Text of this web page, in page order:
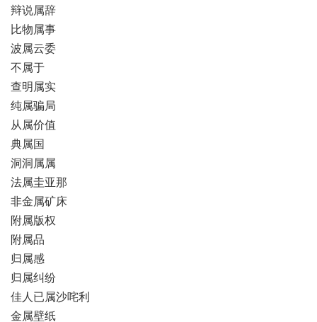
辩说属辞
比物属事
波属云委
不属于
查明属实
纯属骗局
从属价值
典属国
洞洞属属
法属圭亚那
非金属矿床
附属版权
附属品
归属感
归属纠纷
佳人已属沙咤利
金属壁纸